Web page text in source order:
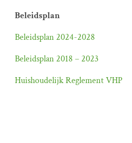
Beleidsplan
Beleidsplan 2024-2028
Beleidsplan 2018 – 2023
Huishoudelijk Reglement VHP